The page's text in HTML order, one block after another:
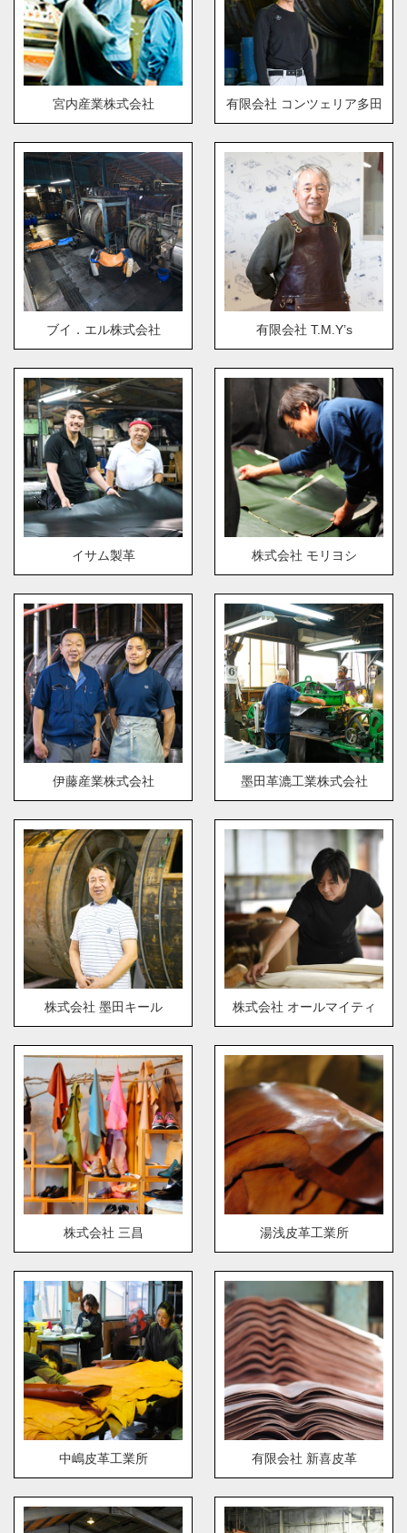
宮内産業株式会社 有限会社 コンツェリア多田
ブイ．エル株式会社 有限会社 T.M.Y’s
イサム製革 株式会社 モリヨシ
伊藤産業株式会社 墨田革漉工業株式会社
株式会社 墨田キール 株式会社 オールマイティ
株式会社 三昌 湯浅皮革工業所
中嶋皮革工業所 有限会社 新喜皮革